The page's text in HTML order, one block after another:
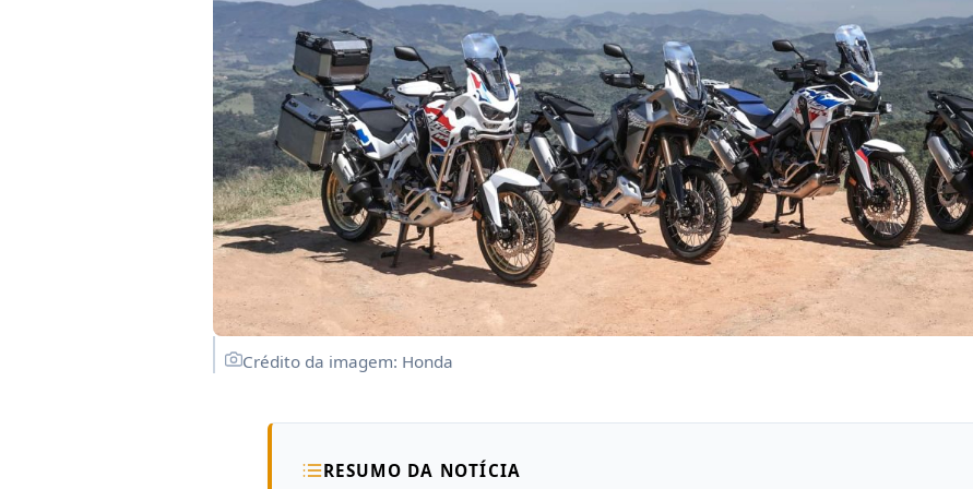
Crédito da imagem: Honda
RESUMO DA NOTÍCIA